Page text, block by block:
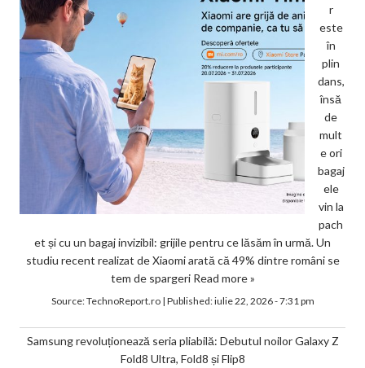
r
este
în
plin
dans,
însă
de
mult
e ori
bagaj
ele
vin la
pach
et și cu un bagaj invizibil: grijile pentru ce lăsăm în urmă. Un
studiu recent realizat de Xiaomi arată că 49% dintre români se
tem de spargeri Read more »
Source:TechnoReport.ro| Published:iulie 22, 2026 - 7:31 pm
Samsung revoluționează seria pliabilă: Debutul noilor Galaxy Z
Fold8 Ultra, Fold8 și Flip8